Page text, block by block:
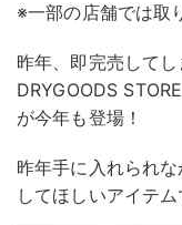
※一部の店舗では取
昨年、即完売して
DRYGOODS
が今年も登場！
昨年手に入れられ
してほしいアイテム